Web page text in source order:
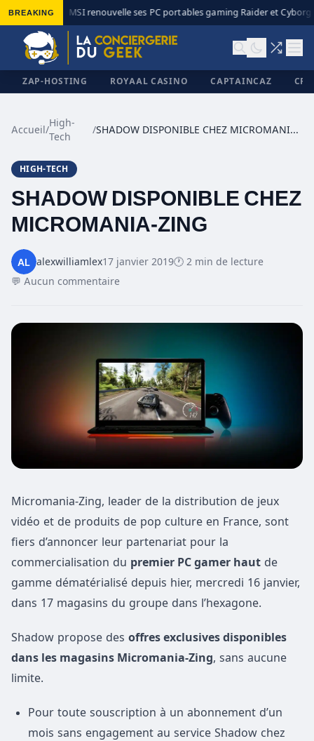
BREAKING MSI renouvelle ses PC portables gaming Raider et Cyborg
ZAP-HOSTING ROYAAL CASINO CAPTAINCAZ
Accueil/
High-
Tech
/ SHADOW DISPONIBLE CHEZ MICROMANIA-ZING
HIGH-TECH
SHADOW DISPONIBLE CHEZ
MICROMANIA-ZING
alexwilliamlex17 janvier 2019🕐 2 min de lecture
💬 Aucun commentaire
Micromania-Zing, leader de la distribution de jeux
vidéo et de produits de pop culture en France, sont
fiers d’annoncer leur partenariat pour la
commercialisation du premier PC gamer haut de
gamme dématérialisé depuis hier, mercredi 16 janvier,
dans 17 magasins du groupe dans l’hexagone.
Shadow propose des offres exclusives disponibles
dans les magasins Micromania-Zing, sans aucune
limite.
Pour toute souscription à un abonnement d’un
mois sans engagement au service Shadow chez